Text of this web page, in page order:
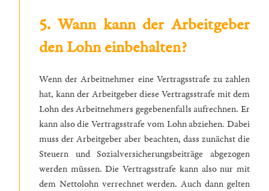
5. Wann kann der Arbeitgeber
den Lohn einbehalten?
Wenn der Arbeitnehmer eine Vertragsstrafe zu zahlen
hat, kann der Arbeitgeber diese Vertragsstrafe mit dem
Lohn des Arbeitnehmers gegebenenfalls aufrechnen. Er
kann also die Vertragsstrafe vom Lohn abziehen. Dabei
muss der Arbeitgeber aber beachten, dass zunächst die
Steuern und Sozialversicherungsbeiträge abgezogen
werden müssen. Die Vertragsstrafe kann also nur mit
dem Nettolohn verrechnet werden. Auch dann gelten